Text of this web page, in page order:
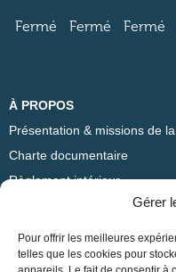
Gérer
Pour offrir les meilleures
telles que les cookies pour
Fermé Fermé Fermé
À PROPOS
Présentation & missions de
Charte documentaire
Règlement intérieur
Bibliothèque Sciences Po